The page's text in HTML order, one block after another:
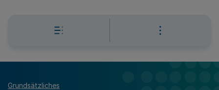
Grundsätzliches